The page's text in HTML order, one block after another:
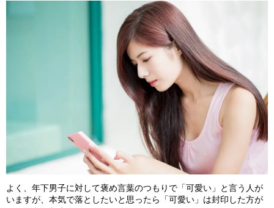
よく、年下男子に対して褒め言葉のつもりで「可愛い」と言う人が
いますが、本気で落としたいと思ったら「可愛い」は封印した方が